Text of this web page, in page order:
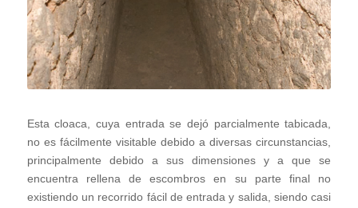
Esta cloaca, cuya entrada se dejó parcialmente tabicada,
no es fácilmente visitable debido a diversas circunstancias,
principalmente debido a sus dimensiones y a que se
encuentra rellena de escombros en su parte final no
existiendo un recorrido fácil de entrada y salida, siendo casi